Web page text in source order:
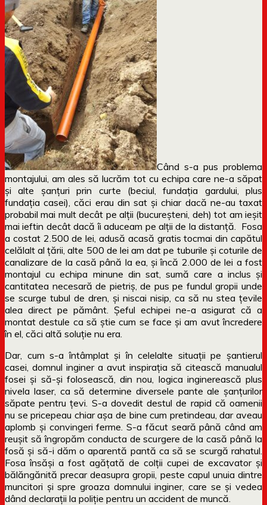
Când s-a pus problema
montajului, am ales să lucrăm tot cu echipa care ne-a săpat
și alte șanțuri prin curte (beciul, fundația gardului, plus
fundația casei), căci erau din sat și chiar dacă ne-au taxat
probabil mai mult decât pe alții (bucureșteni, deh) tot am ieșit
mai ieftin decât dacă îi aduceam pe alții de la distanță. Fosa
a costat 2.500 de lei, adusă acasă gratis tocmai din capătul
celălalt al țării, alte 500 de lei am dat pe tuburile și coturile de
canalizare de la casă până la ea, și încă 2.000 de lei a fost
montajul cu echipa minune din sat, sumă care a inclus și
cantitatea necesară de pietriș, de pus pe fundul gropii unde
se scurge tubul de dren, și niscai nisip, ca să nu stea țevile
alea direct pe pământ. Șeful echipei ne-a asigurat că a
montat destule ca să știe cum se face și am avut încredere
în el, căci altă soluție nu era.
Dar, cum s-a întâmplat și în celelalte situații pe șantierul
casei, domnul inginer a avut inspirația să citească manualul
fosei și să-și folosească, din nou, logica inginerească plus
nivela laser, ca să determine diversele pante ale șanțurilor
săpate pentru țevi. S-a dovedit destul de rapid că oamenii
nu se pricepeau chiar așa de bine cum pretindeau, dar aveau
aplomb și convingeri ferme. S-a făcut seară până când am
reușit să îngropăm conducta de scurgere de la casă până la
fosă și să-i dăm o aparentă pantă ca să se scurgă rahatul.
Fosa însăși a fost agățată de colții cupei de excavator și
bălăngănită precar deasupra gropii, peste capul unuia dintre
muncitori și spre groaza domnului inginer, care se și vedea
dând declarații la poliție pentru un accident de muncă.